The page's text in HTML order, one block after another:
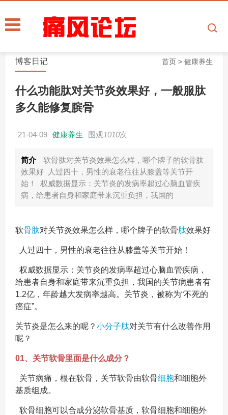
首页 >健康养生
博客日记
什么功能肽对关节炎效果好，一般服肽
多久能修复膑骨
21-04-09 健康养生 围观 1010次
简介
软骨肽对关节炎效果怎么样，哪个牌子的软骨肽
效果好 人过四十，男性的衰老往往从膝盖等关节开
始！ 权威数据显示：关节炎的发病率超过心脑血管疾
病，给患者自身和家庭带来沉重负担，我国的
软骨肽对关节炎效果怎么样，哪个牌子的软骨肽效果好
人过四十，男性的衰老往往从膝盖等关节开始！
权威数据显示：关节炎的发病率超过心脑血管疾病，
给患者自身和家庭带来沉重负担，我国的关节病患者有
1.2亿，年龄越大发病率越高。关节炎，被称为“不死的
癌症”。
关节炎是怎么来的呢？ 小分子肽对关节有什么改善作用
呢？
01、关节软骨里面是什么成分？
关节病痛，根在软骨，关节软骨由软骨细胞和细胞外
基质组成。
软骨细胞可以合成分泌软骨基质，软骨细胞和细胞外